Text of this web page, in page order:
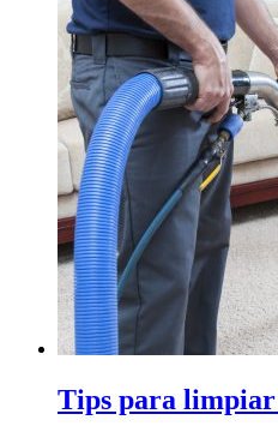
Tips para